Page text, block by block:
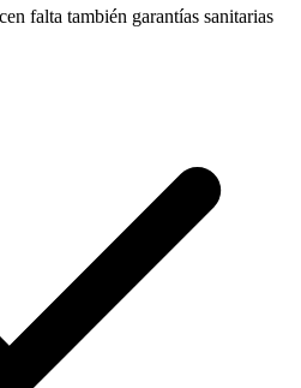
falta también garantías sanitarias